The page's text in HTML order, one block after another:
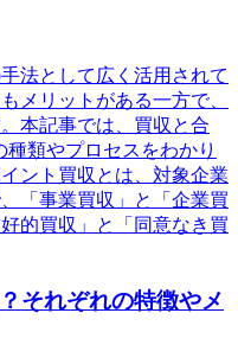
法として広く活用されて
メリットがある一方で、
本記事では、買収と合
類やプロセスをわかり
ント買収とは、対象企業
「事業買収」と「企業買
的買収」と「同意なき買
それぞれの特徴やメ